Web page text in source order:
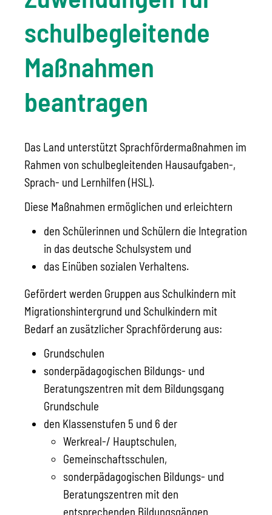
schulbegleitende
Maßnahmen
beantragen
Das Land unterstützt Sprachfördermaßnahmen im
Rahmen von schulbegleitenden Hausaufgaben-,
Sprach- und Lernhilfen (HSL).
Diese Maßnahmen ermöglichen und erleichtern
den Schülerinnen und Schülern die Integration
in das deutsche Schulsystem und
das Einüben sozialen Verhaltens.
Gefördert werden Gruppen aus Schulkindern mit
Migrationshintergrund und Schulkindern mit
Bedarf an zusätzlicher Sprachförderung aus:
Grundschulen
sonderpädagogischen Bildungs- und
Beratungszentren mit dem Bildungsgang
Grundschule
den Klassenstufen 5 und 6 der
Werkreal-/ Hauptschulen,
Gemeinschaftsschulen,
sonderpädagogischen Bildungs- und
Beratungszentren mit den
entsprechenden Bildungsgängen